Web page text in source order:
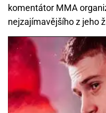
komentátor MMA
nejzajímavějšího z jeho